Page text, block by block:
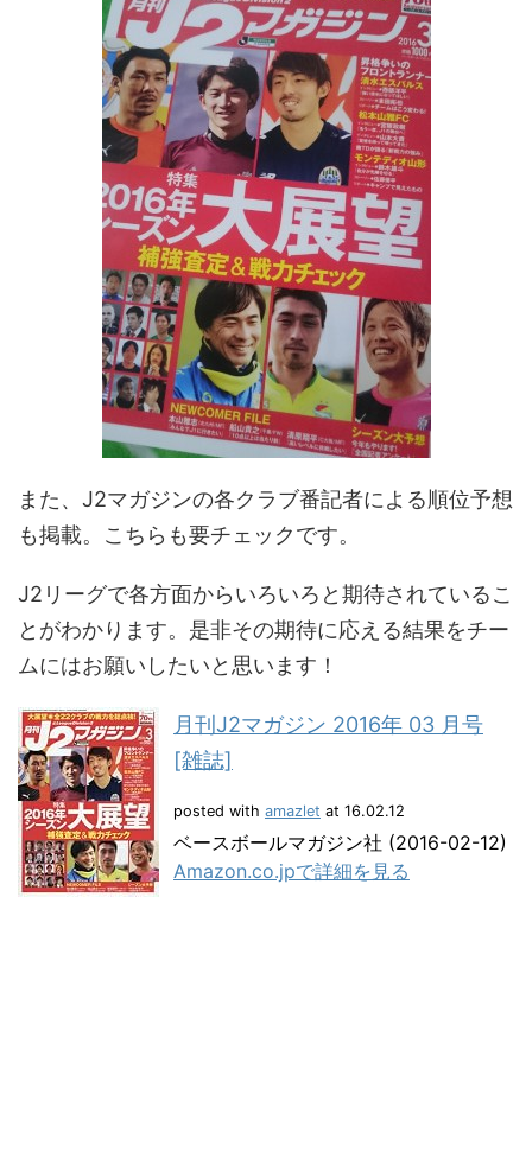
また、J2マガジンの各クラブ番記者による順位予想
も掲載。こちらも要チェックです。
J2リーグで各方面からいろいろと期待されているこ
とがわかります。是非その期待に応える結果をチー
ムにはお願いしたいと思います！
月刊J2マガジン 2016年 03 月号
[雑誌]
posted with amazlet at 16.02.12
ベースボールマガジン社 (2016-02-12)
Amazon.co.jpで詳細を見る